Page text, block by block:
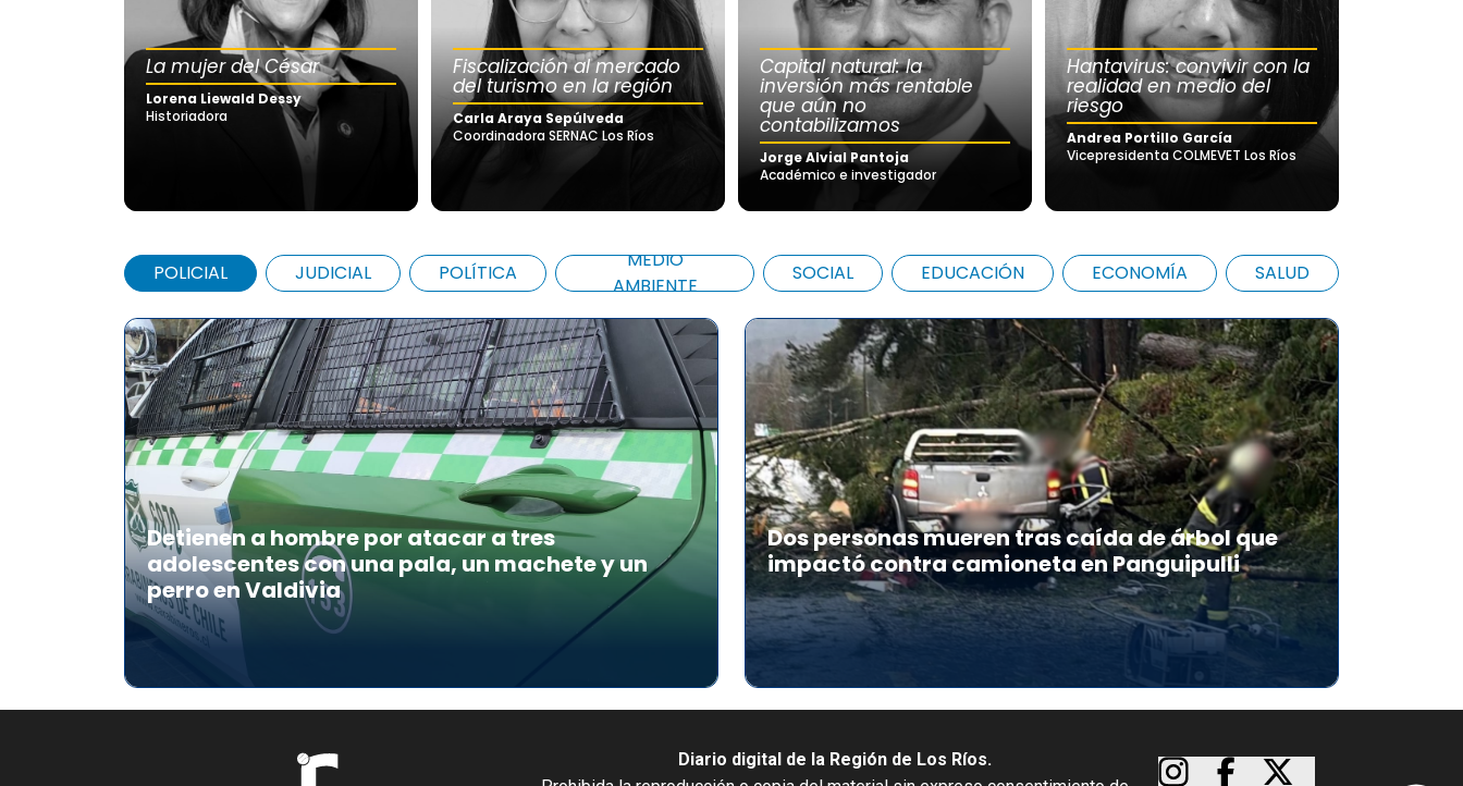
La mujer del César
Lorena Liewald Dessy
Historiadora
Fiscalización al mercado
del turismo en la región
Carla Araya Sepúlveda
Coordinadora SERNAC Los Ríos
Capital natural: la
inversión más rentable
que aún no
contabilizamos
Jorge Alvial Pantoja
Académico e investigador
Hantavirus: convivir con la
realidad en medio del
riesgo
Andrea Portillo García
Vicepresidenta COLMEVET Los Ríos
POLICIAL JUDICIAL POLÍTICA
MEDIO
AMBIENTE
SOCIAL EDUCACIÓN ECONOMÍA SALUD
Detienen a hombre por atacar a tres
adolescentes con una pala, un machete y un
perro en Valdivia
Dos personas mueren tras caída de árbol que
impactó contra camioneta en Panguipulli
Diario digital de la Región de Los Ríos.